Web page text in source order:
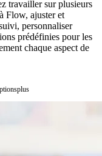
travailler sur plusieurs
Flow, ajuster et
personnaliser
prédéfinies pour les
chaque aspect de